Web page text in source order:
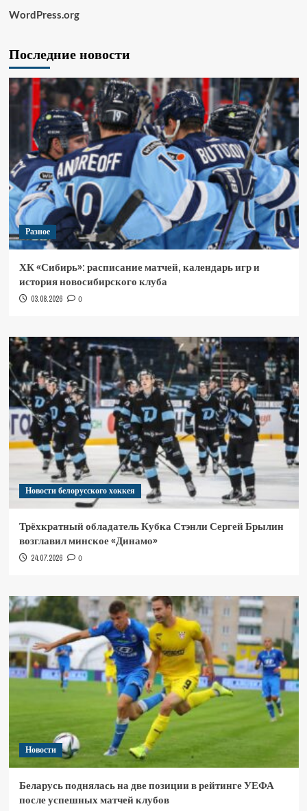
WordPress.org
Последние новости
Разное
ХК «Сибирь»: расписание матчей, календарь игр и
история новосибирского клуба
03.08.2026 0
Новости белорусского хоккея
Трёхкратный обладатель Кубка Стэнли Сергей Брылин
возглавил минское «Динамо»
24.07.2026 0
Новости
Беларусь поднялась на две позиции в рейтинге УЕФА
после успешных матчей клубов